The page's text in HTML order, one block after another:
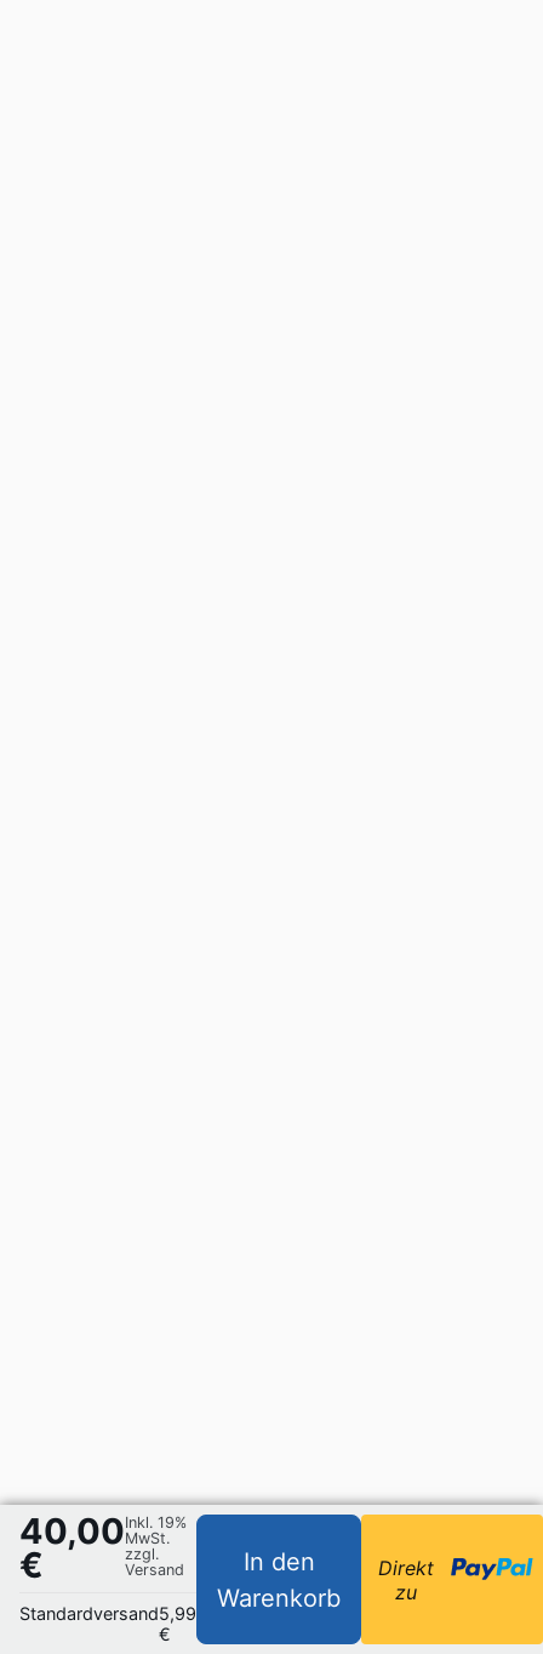
40,00
€
Inkl. 19%
MwSt.
zzgl.
Versand
Standardversand5,99
€
In den
Warenkorb
Direkt
zu